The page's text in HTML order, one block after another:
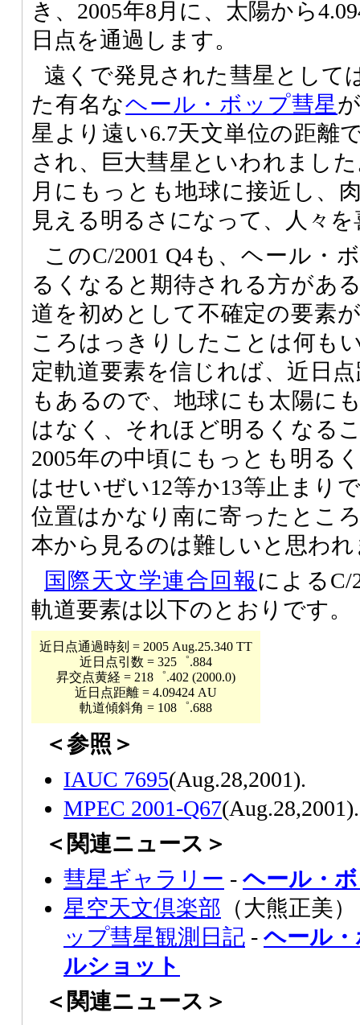
き、2005年8月に、太陽から
日点を通過します。
遠くで発見された彗星として
た有名なヘール・ボップ彗星
星より遠い6.7天文単位の距離
され、巨大彗星といわれまし
月にもっとも地球に接近し、
見える明るさになって、人々
このC/2001 Q4も、ヘール・
るくなると期待される方があ
道を初めとして不確定の要素
ころはっきりしたことは何も
定軌道要素を信じれば、近日
もあるので、地球にも太陽に
はなく、それほど明るくなる
2005年の中頃にもっとも明る
はせいぜい12等か13等止まり
位置はかなり南に寄ったとこ
本から見るのは難しいと思わ
国際天文学連合回報によるC/
軌道要素は以下のとおりです。
近日点通過時刻 = 2005 Aug.25.340 TT
近日点引数 = 325゜.884
昇交点黄経 = 218゜.402 (2000.0)
近日点距離 = 4.09424 AU
軌道傾斜角 = 108゜.688
＜参照＞
IAUC 7695(Aug.28,2001).
MPEC 2001-Q67(Aug.28,2001).
＜関連ニュース＞
彗星ギャラリー - ヘール・
星空天文倶楽部 （大熊正美
ップ彗星観測日記 - ヘール
ルショット
＜関連ニュース＞